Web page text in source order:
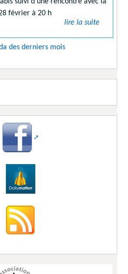
suivi d’une rencontre avec la
février à 20 h
lire la suite
des derniers mois